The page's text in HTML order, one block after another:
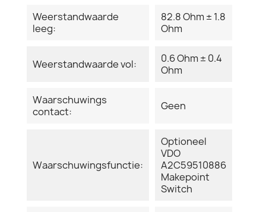
Weerstandwaarde
leeg:
82.8 Ohm ± 1.8
Ohm
Weerstandwaarde vol:
0.6 Ohm ± 0.4
Ohm
Waarschuwings
contact:
Geen
Waarschuwingsfunctie:
Optioneel
VDO
A2C59510886
Makepoint
Switch